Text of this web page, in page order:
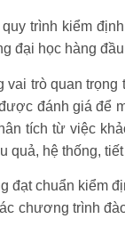
trình kiểm
đại học hàng
vai trò quan
đánh giá để
tích từ việc
quả, hệ thống,
đạt chuẩn kiểm
chương trình